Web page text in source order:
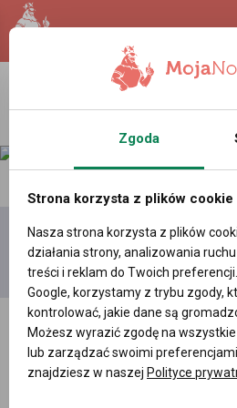
LANCASTER
23.3 °C
Dodaj
film
Moje
filmy
Zgoda
Strona korzysta z plików cookie
Nasza strona korzysta z plików
działania strony, analizowania
treści i reklam do Twoich
Google, korzystamy z trybu zgody,
kontrolować, jakie dane są
Możesz wyrazić zgodę na
lub zarządzać swoimi
znajdziesz w naszej Polityce